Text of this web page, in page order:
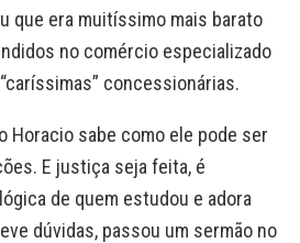
que era muitíssimo mais barato
no comércio especializado
concessionárias.
Horacio sabe como ele pode ser
E justiça seja feita, é
de quem estudou e adora
dúvidas, passou um sermão no